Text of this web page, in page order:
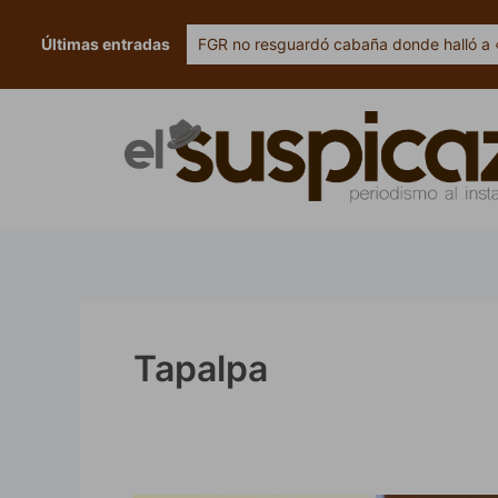
Últimas entradas FGR no resguardó cabaña donde halló
Tapalpa